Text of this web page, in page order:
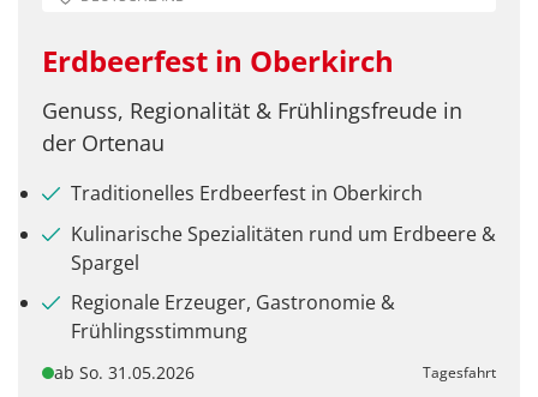
Erdbeerfest in Oberkirch
Genuss, Regionalität & Frühlingsfreude in
der Ortenau
Traditionelles Erdbeerfest in Oberkirch
Kulinarische Spezialitäten rund um Erdbeere &
Spargel
Regionale Erzeuger, Gastronomie &
Frühlingsstimmung
ab So. 31.05.2026 Tagesfahrt